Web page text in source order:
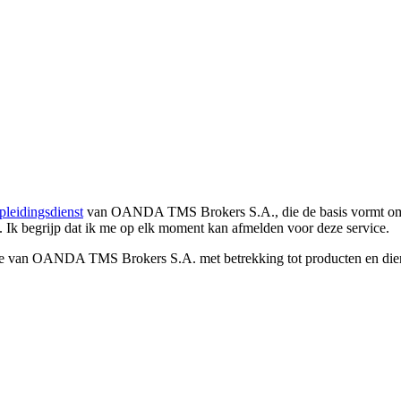
van OANDA TMS Brokers S.A., die de basis vormt
Ik begrijp dat ik me op elk moment kan afmelden voor deze service.
OANDA TMS Brokers S.A. met betrekking tot producten en